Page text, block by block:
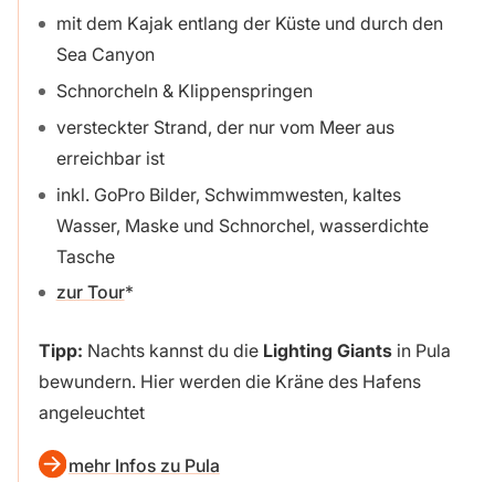
mit dem Kajak entlang der Küste und durch den
Sea Canyon
Schnorcheln & Klippenspringen
versteckter Strand, der nur vom Meer aus
erreichbar ist
inkl. GoPro Bilder, Schwimmwesten, kaltes
Wasser, Maske und Schnorchel, wasserdichte
Tasche
zur Tour
Tipp: Nachts kannst du die Lighting Giants in Pula
bewundern. Hier werden die Kräne des Hafens
angeleuchtet
mehr Infos zu Pula